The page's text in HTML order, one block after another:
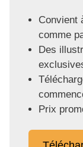
Convient
comme
Des
Prix